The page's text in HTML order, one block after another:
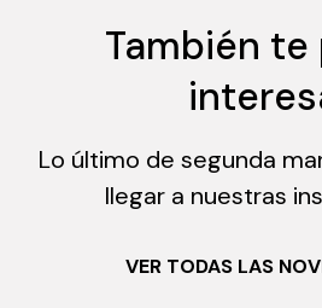
También te
Lo último de segunda
llegar a nuestras
VER TODAS LAS